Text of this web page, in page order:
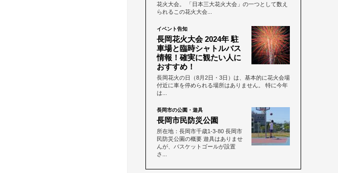
花火大会。 「日本三大花火大会」の一つとして数え
られるこの花火大会...
イベント告知
長岡花火大会 2024年 駐
車場と臨時シャトルバス
情報！確実に観たい人に
おすすめ！
長岡花火の日（8月2日・3日）は、基本的に花火会場
付近に車を停められる場所はありません。 特に今年
は...
長岡市の公園・遊具
長岡市民防災公園
所在地：長岡市千歳1-3-80 長岡市
民防災公園の概要 遊具はありませ
んが、バスケットゴールが設置
さ...